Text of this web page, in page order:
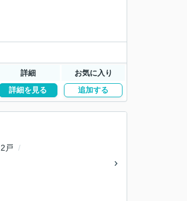
詳細 お気に入り
詳細を見る 追加する
2戸